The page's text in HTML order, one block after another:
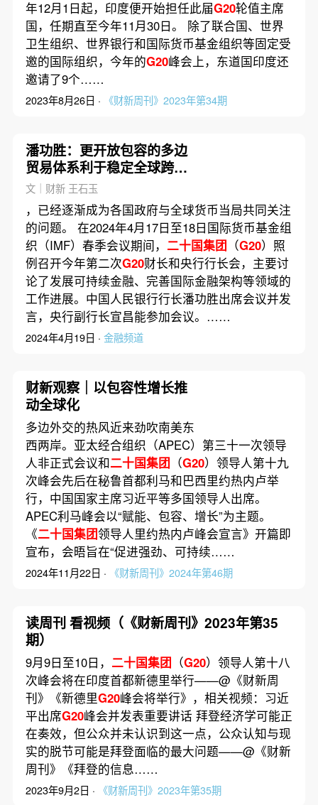
年12月1日起，印度便开始担任此届G20轮值主席
国，任期直至今年11月30日。 除了联合国、世界
卫生组织、世界银行和国际货币基金组织等固定受
邀的国际组织，今年的G20峰会上，东道国印度还
邀请了9个……
2023年8月26日 · 《财新周刊》2023年第34期
潘功胜：更开放包容的多边
贸易体系利于稳定全球跨境
资本流动
文｜财新 王石玉
，已经逐渐成为各国政府与全球货币当局共同关注
的问题。 在2024年4月17日至18日国际货币基金组
织（IMF）春季会议期间， 二十国集团 （G20）照
例召开今年第二次G20财长和央行行长会，主要讨
论了发展可持续金融、完善国际金融架构等领域的
工作进展。中国人民银行行长潘功胜出席会议并发
言，央行副行长宣昌能参加会议。……
2024年4月19日 · 金融频道
财新观察｜以包容性增长推
动全球化
多边外交的热风近来劲吹南美东
西两岸。亚太经合组织（APEC）第三十一次领导
人非正式会议和二十国集团 （G20）领导人第十九
次峰会先后在秘鲁首都利马和巴西里约热内卢举
行，中国国家主席习近平等多国领导人出席。
APEC利马峰会以“赋能、包容、增长”为主题。
《二十国集团领导人里约热内卢峰会宣言》开篇即
宣布，会晤旨在“促进强劲、可持续……
2024年11月22日 · 《财新周刊》2024年第46期
读周刊 看视频（《财新周刊》2023年第35
期）
9月9日至10日， 二十国集团 （G20）领导人第十八
次峰会将在印度首都新德里举行——@《财新周
刊》《新德里G20峰会将举行》，相关视频：习近
平出席G20峰会并发表重要讲话 拜登经济学可能正
在奏效，但公众并未认识到这一点，公众认知与现
实的脱节可能是拜登面临的最大问题——@《财新
周刊》《拜登的信息……
2023年9月2日 · 《财新周刊》2023年第35期